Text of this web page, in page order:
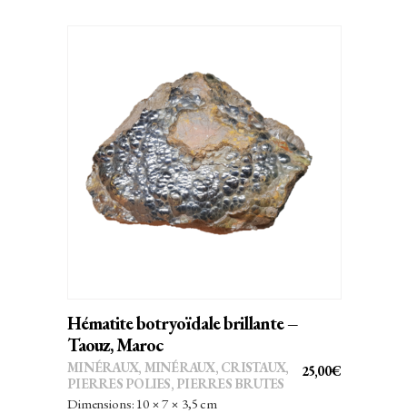
AJOUTER AU PANIER
Hématite botryoïdale brillante –
Taouz, Maroc
25,00€
MINÉRAUX, MINÉRAUX, CRISTAUX,
PIERRES POLIES, PIERRES BRUTES
Dimensions: 10 × 7 × 3,5 cm